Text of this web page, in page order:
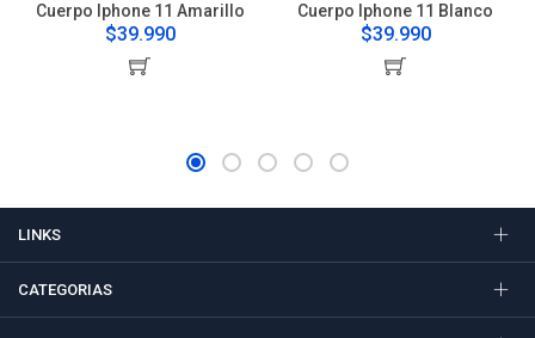
Cuerpo Iphone 11 Amarillo
$39.990
Cuerpo Iphone 11 Blanco
$39.990
LINKS
CATEGORIAS